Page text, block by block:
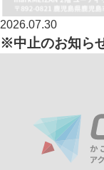
2026.07.30
※中止のお知ら